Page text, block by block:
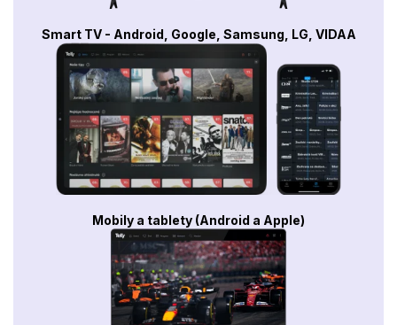
Smart TV - Android, Google, Samsung, LG, VIDAA
Mobily a tablety (Android a Apple)